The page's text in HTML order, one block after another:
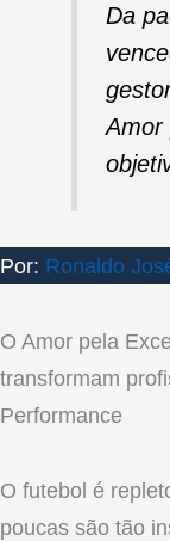
Da
Amor
Por: Ronaldo
O Amor pela
transformam
Performance
O futebol é
poucas são tão